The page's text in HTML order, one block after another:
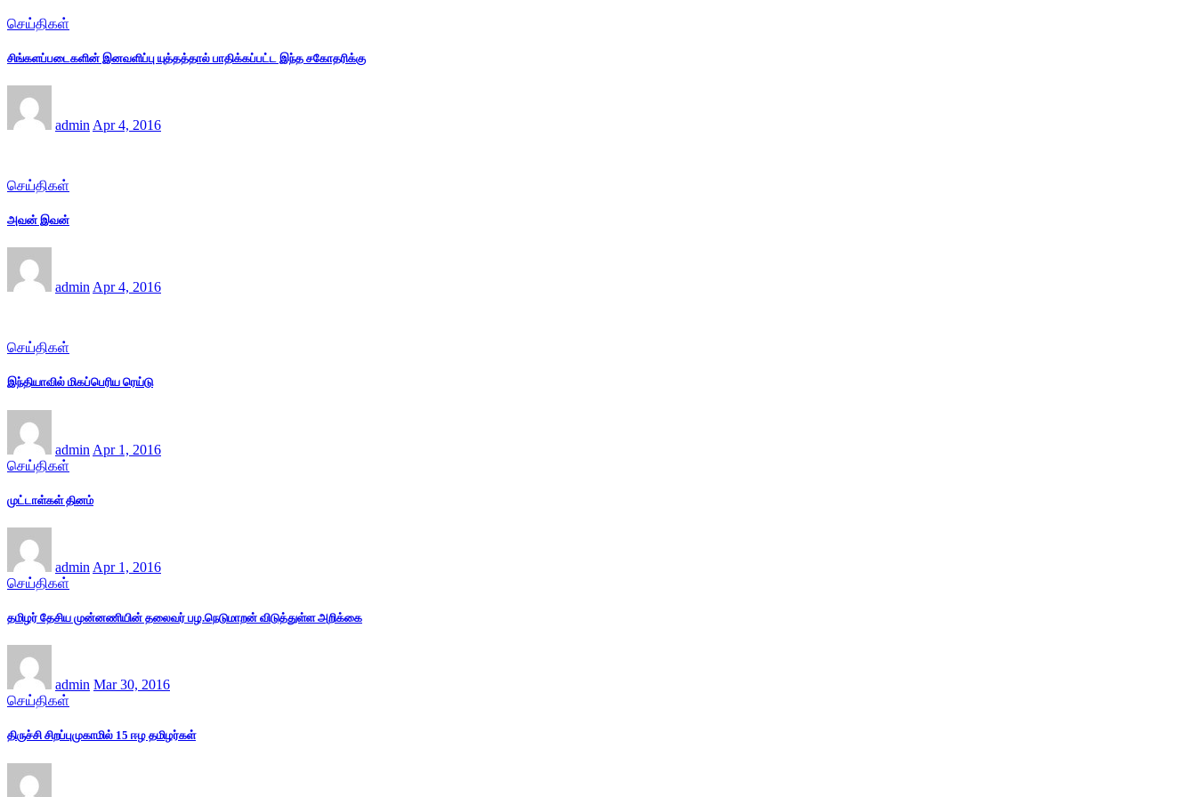
செய்திகள்
சிங்களப்படைகளின் இனவளிப்பு யுத்தத்தால் பாதிக்கப்பட்ட இந்த சகோதரிக்கு
admin Apr 4, 2016
செய்திகள்
அவன் இவன்
admin Apr 4, 2016
செய்திகள்
இந்தியாவில் மிகப்பெரிய ரெய்டு
admin Apr 1, 2016
செய்திகள்
முட்டாள்கள் தினம்
admin Apr 1, 2016
செய்திகள்
தமிழர் தேசிய முன்னணியின் தலைவர் பழ.நெடுமாறன் விடுத்துள்ள அறிக்கை
admin Mar 30, 2016
செய்திகள்
திருச்சி சிறப்புமுகாமில் 15 ஈழ தமிழர்கள்